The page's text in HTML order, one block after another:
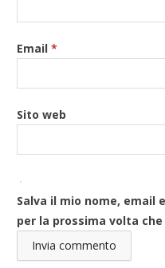
Email*
Sito web
Salva il mio nome, email
per la prossima volta